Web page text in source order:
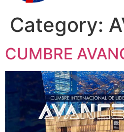
Category:
CUMBRE